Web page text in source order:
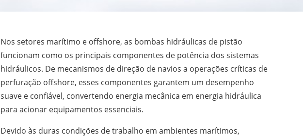
Nos setores marítimo e offshore, as bombas hidráulicas de pistão
funcionam como os principais componentes de potência dos sistemas
hidráulicos. De mecanismos de direção de navios a operações críticas de
perfuração offshore, esses componentes garantem um desempenho
suave e confiável, convertendo energia mecânica em energia hidráulica
para acionar equipamentos essenciais.
Devido às duras condições de trabalho em ambientes marítimos,